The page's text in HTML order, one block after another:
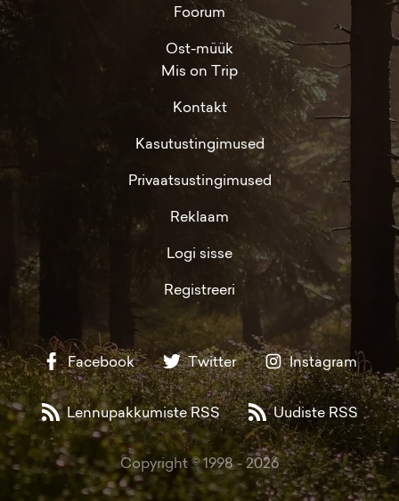
Foorum
Ost-müük
Mis on Trip
Kontakt
Kasutustingimused
Privaatsustingimused
Reklaam
Logi sisse
Registreeri
Facebook Twitter Instagram
Lennupakkumiste RSS Uudiste RSS
Copyright © 1998 -2026